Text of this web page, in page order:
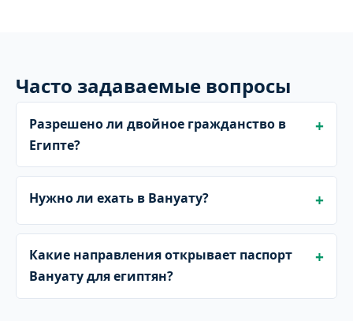
Часто задаваемые вопросы
Разрешено ли двойное гражданство в
Египте?
Нужно ли ехать в Вануату?
Какие направления открывает паспорт
Вануату для египтян?